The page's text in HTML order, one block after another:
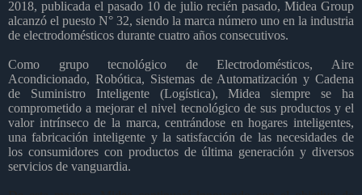
2018, publicada el pasado 10 de julio recién pasado, Midea Group
alcanzó el puesto N° 32, siendo la marca número uno en la industria
de electrodomésticos durante cuatro años consecutivos.
Como grupo tecnológico de Electrodomésticos, Aire
Acondicionado, Robótica, Sistemas de Automatización y Cadena
de Suministro Inteligente (Logística), Midea siempre se ha
comprometido a mejorar el nivel tecnológico de sus productos y el
valor intrínseco de la marca, centrándose en hogares inteligentes,
una fabricación inteligente y la satisfacción de las necesidades de
los consumidores con productos de última generación y diversos
servicios de vanguardia.